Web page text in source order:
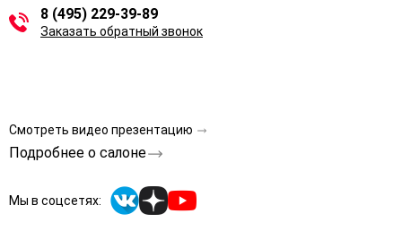
8 (495) 229-39-89
Заказать обратный звонок
Смотреть видео презентацию
Подробнее о салоне
Мы в соцсетях: